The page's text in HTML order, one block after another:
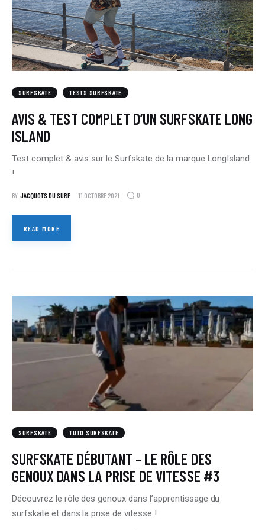
SURFSKATE TESTS SURFSKATE
AVIS & TEST COMPLET D’UN SURFSKATE LONG
ISLAND
Test complet & avis sur le Surfskate de la marque LongIsland
!
BY JACQUOTS DU SURF 11 OCTOBRE 2021 0
READ MORE
SURFSKATE TUTO SURFSKATE
SURFSKATE DÉBUTANT – LE RÔLE DES
GENOUX DANS LA PRISE DE VITESSE #3
Découvrez le rôle des genoux dans l’apprentissage du
surfskate et dans la prise de vitesse !